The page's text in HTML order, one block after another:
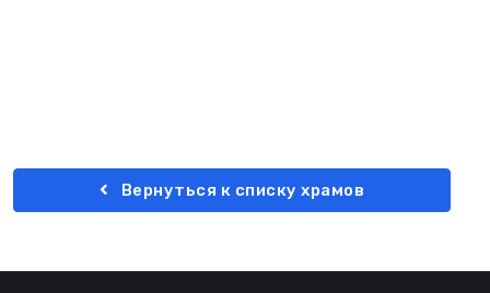
Вернуться к списку храмов